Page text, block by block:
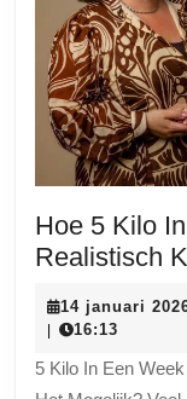
Hoe 5 Kilo
Realistisch
14 januari
16:13
5 Kilo In Een